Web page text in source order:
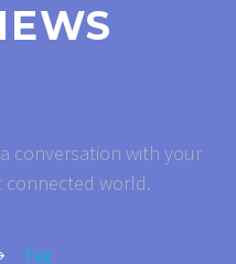
conversation with your
connected world.
Tag